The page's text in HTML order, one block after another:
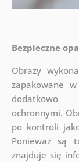
Bezpieczne
Obrazy
zapakowane
dodatkowo
ochronnymi.
po kontroli
Ponieważ są
znajduje się